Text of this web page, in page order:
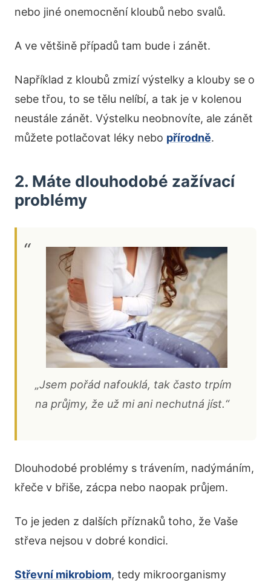
nebo jiné onemocnění kloubů nebo svalů.
A ve většině případů tam bude i zánět.
Například z kloubů zmizí výstelky a klouby se o
sebe třou, to se tělu nelíbí, a tak je v kolenou
neustále zánět. Výstelku neobnovíte, ale zánět
můžete potlačovat léky nebo přírodně.
2. Máte dlouhodobé zažívací
problémy
„Jsem pořád nafouklá, tak často trpím
na průjmy, že už mi ani nechutná jíst.“
Dlouhodobé problémy s trávením, nadýmáním,
křeče v břiše, zácpa nebo naopak průjem.
To je jeden z dalších příznaků toho, že Vaše
střeva nejsou v dobré kondici.
Střevní mikrobiom, tedy mikroorganismy